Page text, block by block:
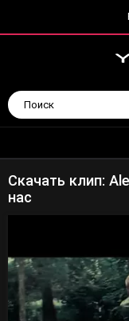
Скачать клип:
нас